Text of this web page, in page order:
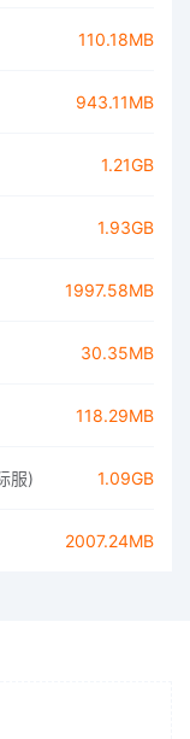
110.18MB
943.11MB
1.21GB
1.93GB
1997.58MB
30.35MB
118.29MB
服) 1.09GB
2007.24MB